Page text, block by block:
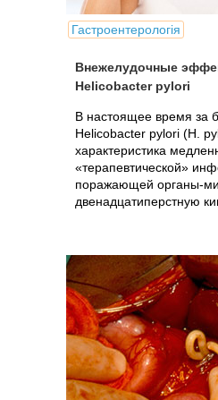
Гастроентерологія
Внежелудочные
Helicobacter pylori
В настоящее время за
Helicobacter pylori (H.
характеристика
«терапевтической»
поражающей органы-
двенадцатиперстную